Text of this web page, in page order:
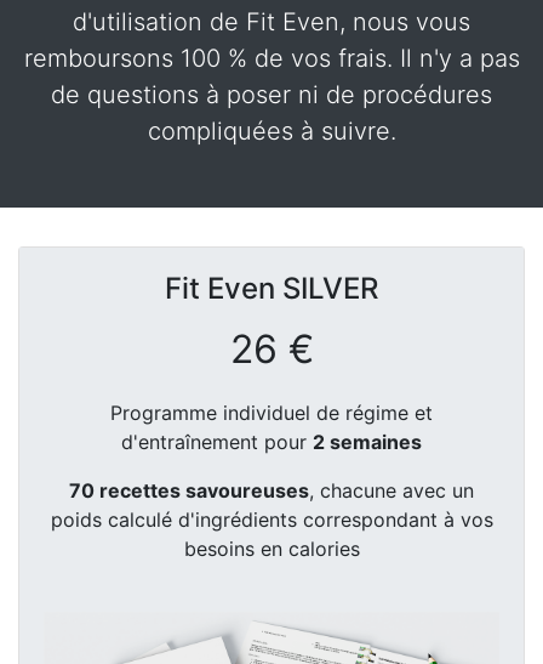
d'utilisation de Fit Even, nous vous
remboursons 100 % de vos frais. Il n'y a pas
de questions à poser ni de procédures
compliquées à suivre.
Fit Even SILVER
26 €
Programme individuel de régime et
d'entraînement pour 2 semaines
70 recettes savoureuses, chacune avec un
poids calculé d'ingrédients correspondant à vos
besoins en calories